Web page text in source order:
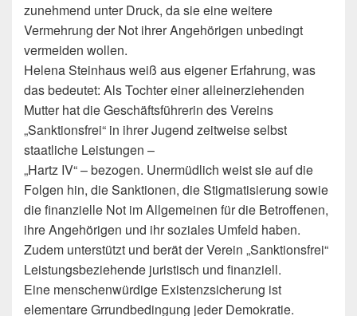
zunehmend unter Druck, da sie eine weitere
Vermehrung der Not ihrer Angehörigen unbedingt
vermeiden wollen.
Helena Steinhaus weiß aus eigener Erfahrung, was
das bedeutet: Als Tochter einer alleinerziehenden
Mutter hat die Geschäftsführerin des Vereins
„Sanktionsfrei“ in ihrer Jugend zeitweise selbst
staatliche Leistungen –
„Hartz IV“ – bezogen. Unermüdlich weist sie auf die
Folgen hin, die Sanktionen, die Stigmatisierung sowie
die finanzielle Not im Allgemeinen für die Betroffenen,
ihre Angehörigen und ihr soziales Umfeld haben.
Zudem unterstützt und berät der Verein „Sanktionsfrei“
Leistungsbeziehende juristisch und finanziell.
Eine menschenwürdige Existenzsicherung ist
elementare Grrundbedingung jeder Demokratie.